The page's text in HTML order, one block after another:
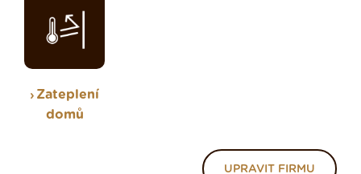
Zateplení
domů
UPRAVIT FIRMU